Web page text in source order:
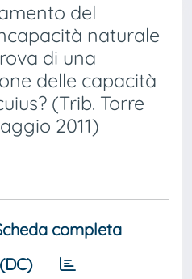
del
naturale
di una
delle capacità
(Trib. Torre
2011)
completa